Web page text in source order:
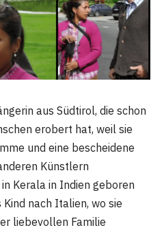
aus Südtirol, die schon
erobert hat, weil sie
und eine bescheidene
Künstlern
Kerala in Indien geboren
nach Italien, wo sie
liebevollen Familie